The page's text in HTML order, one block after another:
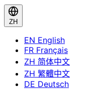
ZH
EN English
FR Français
ZH 简体中文
ZH 繁體中文
DE Deutsch